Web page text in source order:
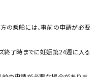
の乗船には、事前の申請が必要
終了時までに妊娠第24週に入る